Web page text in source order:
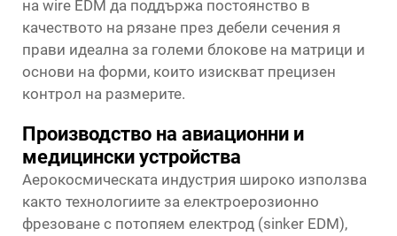
на wire EDM да поддържа постоянство в
качеството на рязане през дебели сечения я
прави идеална за големи блокове на матрици и
основи на форми, които изискват прецизен
контрол на размерите.
Производство на авиационни и
медицински устройства
Аерокосмическата индустрия широко използва
както технологиите за електроерозионно
фрезоване с потопяем електрод (sinker EDM),